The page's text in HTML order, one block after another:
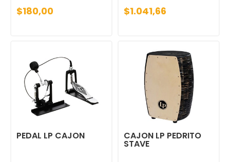
$180,00 $1.041,66
PEDAL LP CAJON CAJON LP PEDRITO
STAVE